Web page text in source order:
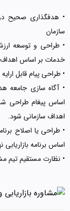
• هدفگذاری صحیح
سازمان
• طراحی و توسعه
خدمات بر اساس
• طراحی پیام قابل
• آگاه سازی جامعه
اساس پیغام طراحی
اهداف سازمانی شود.
• طراحی یا اصلاح
اساس برنامه بازاریابی
• نظارت مستقیم تیم